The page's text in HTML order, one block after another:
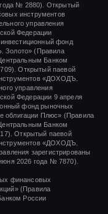
№ 2880).
Открытый
инструментов
управления
Федерации
фонд
Золото» (Правила
Банком
Открытый паевой
«ДОХОДЪ.
управления
Федерации 9 апреля
фонд рыночных
Плюс» (Правила
Банком
Открытый паевой
«ДОХОДЪ.
зарегистрированы
2026 года № 7870).
финансовых
(Правила
России